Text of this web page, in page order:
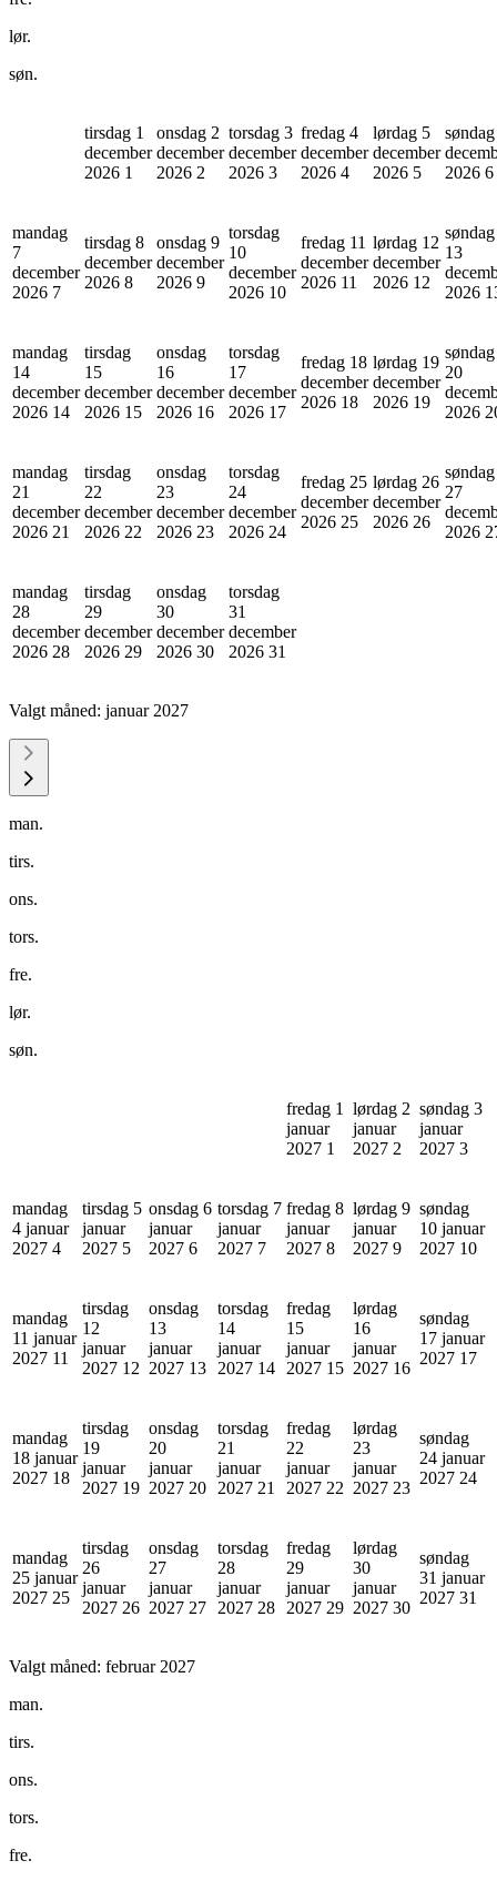
lør.
søn.
tirsdag 1
december
2026 1
onsdag 2
december
2026 2
torsdag 3
december
2026 3
fredag 4
december
2026 4
lørdag 5
december
2026 5
2026 6
mandag
7
december
2026 7
tirsdag 8
december
2026 8
onsdag 9
december
2026 9
torsdag
10
december
2026 10
fredag 11
december
2026 11
lørdag 12
december
2026 12
søndag
13
2026
mandag
14
december
2026 14
tirsdag
15
december
2026 15
onsdag
16
december
2026 16
torsdag
17
december
2026 17
fredag 18
december
2026 18
lørdag 19
december
2026 19
søndag
20
2026
mandag
21
december
2026 21
tirsdag
22
december
2026 22
onsdag
23
december
2026 23
torsdag
24
december
2026 24
fredag 25
december
2026 25
lørdag 26
december
2026 26
søndag
27
2026
mandag
28
december
2026 28
tirsdag
29
december
2026 29
onsdag
30
december
2026 30
torsdag
31
december
2026 31
Valgt måned: januar 2027
man.
tirs.
ons.
tors.
fre.
lør.
søn.
fredag 1
januar
2027 1
lørdag 2
januar
2027 2
søndag 3
januar
2027 3
mandag
4 januar
2027 4
tirsdag 5
januar
2027 5
onsdag 6
januar
2027 6
torsdag 7
januar
2027 7
fredag 8
januar
2027 8
lørdag 9
januar
2027 9
søndag
10 januar
2027 10
mandag
11 januar
2027 11
tirsdag
12
januar
2027 12
onsdag
13
januar
2027 13
torsdag
14
januar
2027 14
fredag
15
januar
2027 15
lørdag
16
januar
2027 16
søndag
17 januar
2027 17
mandag
18 januar
2027 18
tirsdag
19
januar
2027 19
onsdag
20
januar
2027 20
torsdag
21
januar
2027 21
fredag
22
januar
2027 22
lørdag
23
januar
2027 23
søndag
24 januar
2027 24
mandag
25 januar
2027 25
tirsdag
26
januar
2027 26
onsdag
27
januar
2027 27
torsdag
28
januar
2027 28
fredag
29
januar
2027 29
lørdag
30
januar
2027 30
søndag
31 januar
2027 31
Valgt måned: februar 2027
man.
tirs.
ons.
tors.
fre.